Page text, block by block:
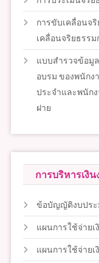
การขับเคลื่อนจ
เคลื่อนจริยธรร
แบบสำรวจข้อมู
อบรม ของพนักง
ประจำและพนัก
ฝาย
การบริหารเงิ
ข้อบัญญัติงบปร
แผนการใช้จ่ายเ
แผนการใช้จ่าย